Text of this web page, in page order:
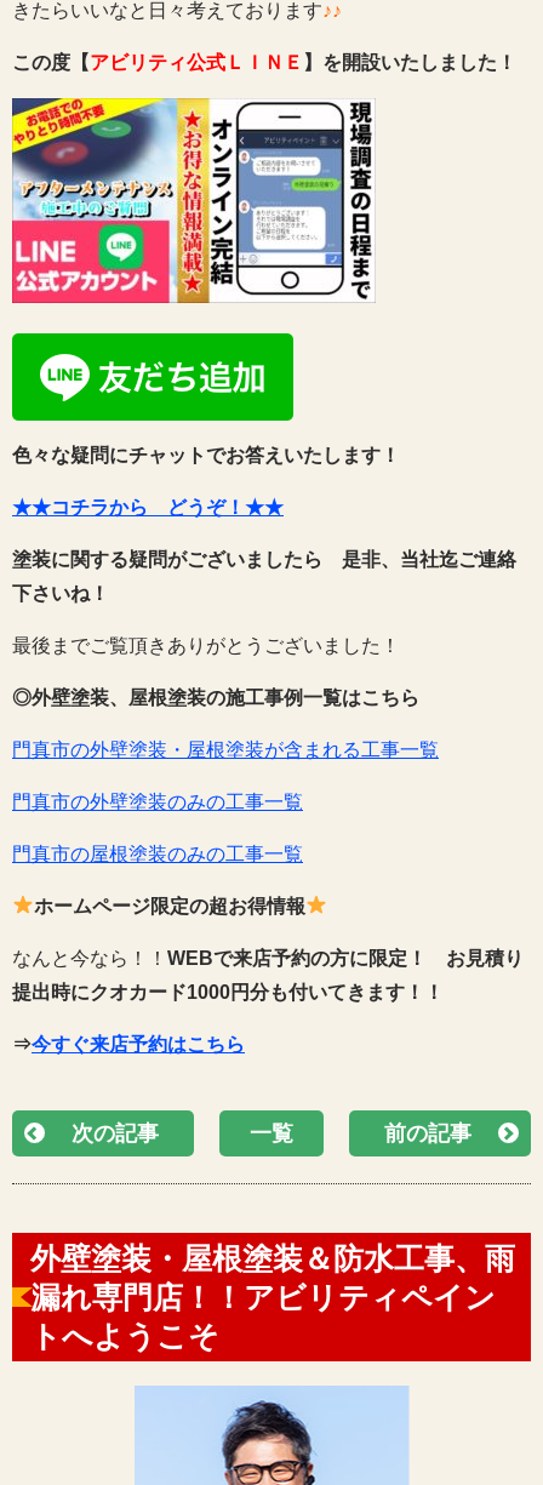
きたらいいなと日々考えております♪♪
この度【アビリティ公式ＬＩＮＥ 】を開設いたしました！
色々な疑問にチャットでお答えいたします！
★★コチラから どうぞ！★★
塗装に関する疑問がございましたら 是非、当社迄ご連絡
下さいね！
最後までご覧頂きありがとうございました！
◎外壁塗装、屋根塗装の施工事例一覧はこちら
門真市の外壁塗装・屋根塗装が含まれる工事一覧
門真市の外壁塗装のみの工事一覧
門真市の屋根塗装のみの工事一覧
ホームページ限定の超お得情報
なんと今なら！！ WEBで来店予約の方に限定！
お見積り
提出時にクオカード1000円分も付いてきます！！
⇒今すぐ来店予約はこちら
次の記事 一覧 前の記事
外壁塗装・屋根塗装＆防水工事、雨
漏れ専門店！！アビリティペイン
トへようこそ